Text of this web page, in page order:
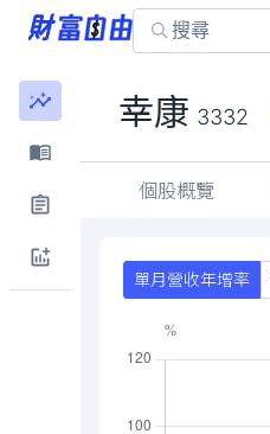
幸康 3332
個股概覽
單月營收年增率